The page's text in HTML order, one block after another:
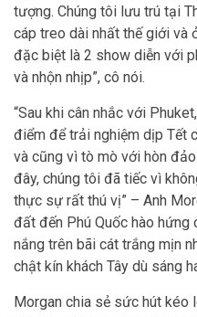
tượng. Chúng tôi lưu trú tại
cáp treo dài nhất thế giới và
đặc biệt là 2 show diễn với
và nhộn nhịp”, cô nói.
“Sau khi cân nhắc với
điểm để trải nghiệm dịp Tết
và cũng vì tò mò với hòn
đây, chúng tôi đã tiếc vì
thực sự rất thú vị” – Anh
đất đến Phú Quốc hào
nắng trên bãi cát trắng mịn
chật kín khách Tây dù sáng
Morgan chia sẻ sức hút kéo